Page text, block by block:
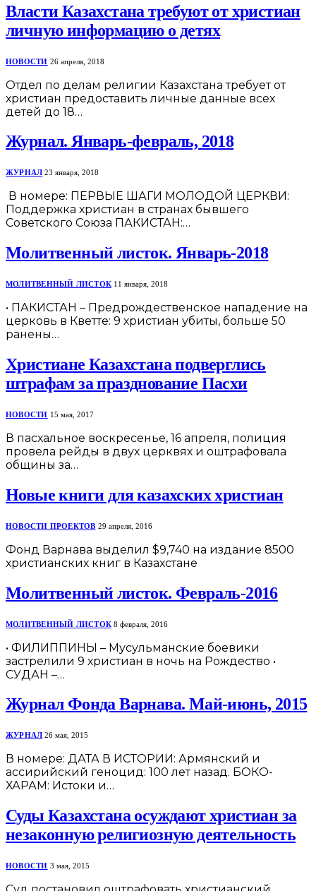
Власти Казахстана требуют от христиан
личную информацию о детях
НОВОСТИ 26 апреля, 2018
Отдел по делам религии Казахстана требует от
христиан предоставить личные данные всех
детей до 18…
Журнал. Январь-февраль, 2018
ЖУРНАЛ 23 января, 2018
В номере: ПЕРВЫЕ ШАГИ МОЛОДОЙ ЦЕРКВИ:
Поддержка христиан в странах бывшего
Советского Союза ПАКИСТАН:…
Молитвенный листок. Январь-2018
МОЛИТВЕННЫЙ ЛИСТОК 11 января, 2018
• ПАКИСТАН – Предрождественское нападение на
церковь в Кветте: 9 христиан убиты, больше 50
ранены…
Христиане Казахстана подверглись
штрафам за празднование Пасхи
НОВОСТИ 15 мая, 2017
В пасхальное воскресенье, 16 апреля, полиция
провела рейды в двух церквях и оштрафовала
общины за…
Новые книги для казахских христиан
НОВОСТИ ПРОЕКТОВ 29 апреля, 2016
Фонд Варнава выделил $9,740 на издание 8500
христианских книг в Казахстане
Молитвенный листок. Февраль-2016
МОЛИТВЕННЫЙ ЛИСТОК 8 февраля, 2016
• ФИЛИППИНЫ – Мусульманские боевики
застрелили 9 христиан в ночь на Рождество •
СУДАН –…
Журнал Фонда Варнава. Май-июнь, 2015
ЖУРНАЛ 26 мая, 2015
В номере: ДАТА В ИСТОРИИ: Армянский и
ассирийский геноцид: 100 лет назад. БОКО-
ХАРАМ: Истоки и…
Суды Казахстана осуждают христиан за
незаконную религиозную деятельность
НОВОСТИ 3 мая, 2015